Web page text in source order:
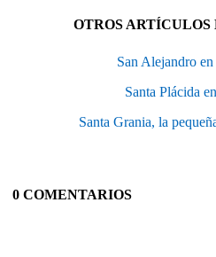
OTROS ARTÍCULOS
San Alejandro
Santa Plácida
Santa Grania, la
0 COMENTARIOS